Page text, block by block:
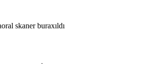
skaner buraxıldı